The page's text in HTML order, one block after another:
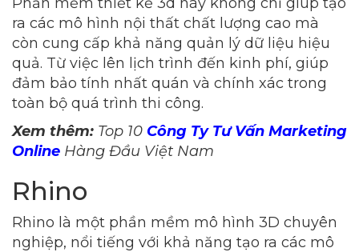
ra các mô hình nội thất chất lượng cao mà
còn cung cấp khả năng quản lý dữ liệu hiệu
quả. Từ việc lên lịch trình đến kinh phí, giúp
đảm bảo tính nhất quán và chính xác trong
toàn bộ quá trình thi công.
Xem thêm: Top 10 Công Ty Tư Vấn Marketing
Online Hàng Đầu Việt Nam
Rhino
Rhino là một phần mềm mô hình 3D chuyên
nghiệp, nổi tiếng với khả năng tạo ra các mô